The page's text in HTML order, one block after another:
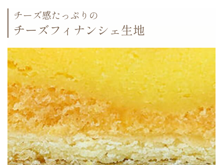
チーズ感たっぷりの
チーズフィナンシェ生地